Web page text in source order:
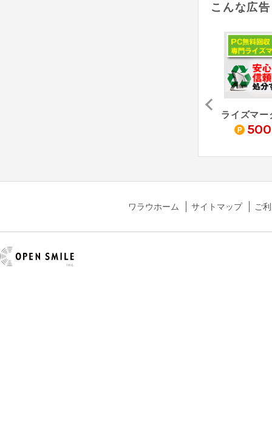
こんな広
500
ワラウホーム サイトマップ ご